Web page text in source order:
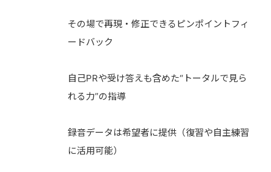
その場で再現・修正できるピンポイントフィ
ードバック
自己PRや受け答えも含めた“トータルで見ら
れる力”の指導
録音データは希望者に提供（復習や自主練習
に活用可能）